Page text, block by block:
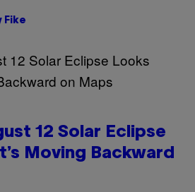
Fike
12 Solar Eclipse
Moving Backward